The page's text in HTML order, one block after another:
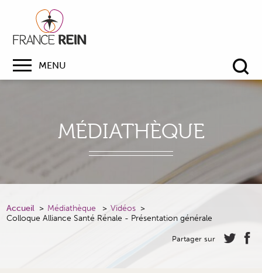
MENU
MÉDIATHÈQUE
Accueil Médiathèque
Vidéos
Colloque Alliance Santé Rénale - Présentation générale
Partager sur